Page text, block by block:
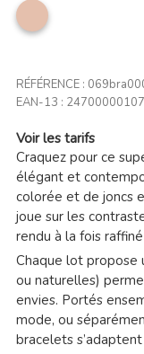
Taupe
clair
RÉFÉRENCE :
EAN-13 :
Voir les tarifs
Craquez pour ce
élégant et
colorée et de joncs
joue sur les
rendu à la fois
Chaque lot propose
ou naturelles)
envies. Portés
mode, ou
bracelets